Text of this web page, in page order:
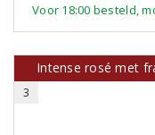
Voor 18:00 besteld,
Intense rosé met
3